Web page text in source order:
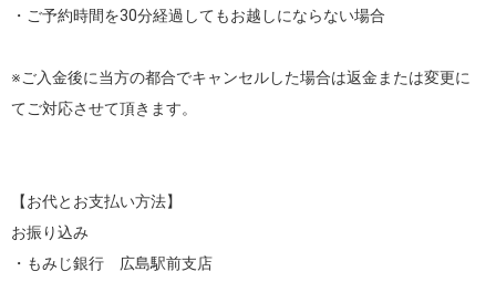
・ご予約時間を30分経過してもお越しにならない場合
※ご入金後に当方の都合でキャンセルした場合は返金または変更に
てご対応させて頂きます。
【お代とお支払い方法】
お振り込み
・もみじ銀行　広島駅前支店